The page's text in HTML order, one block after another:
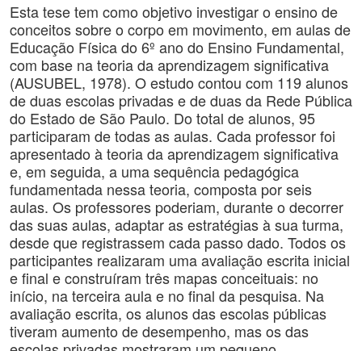
Esta tese tem como objetivo investigar o ensino de
conceitos sobre o corpo em movimento, em aulas de
Educação Física do 6º ano do Ensino Fundamental,
com base na teoria da aprendizagem significativa
(AUSUBEL, 1978). O estudo contou com 119 alunos
de duas escolas privadas e de duas da Rede Pública
do Estado de São Paulo. Do total de alunos, 95
participaram de todas as aulas. Cada professor foi
apresentado à teoria da aprendizagem significativa
e, em seguida, a uma sequência pedagógica
fundamentada nessa teoria, composta por seis
aulas. Os professores poderiam, durante o decorrer
das suas aulas, adaptar as estratégias à sua turma,
desde que registrassem cada passo dado. Todos os
participantes realizaram uma avaliação escrita inicial
e final e construíram três mapas conceituais: no
início, na terceira aula e no final da pesquisa. Na
avaliação escrita, os alunos das escolas públicas
tiveram aumento de desempenho, mas os das